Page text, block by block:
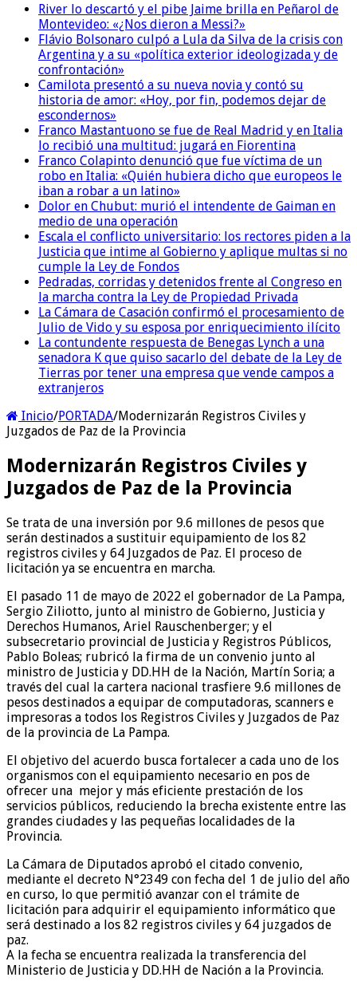
River lo descartó y el pibe Jaime brilla en Peñarol de
Montevideo: «¿Nos dieron a Messi?»
Flávio Bolsonaro culpó a Lula da Silva de la crisis con
Argentina y a su «política exterior ideologizada y de
confrontación»
Camilota presentó a su nueva novia y contó su
historia de amor: «Hoy, por fin, podemos dejar de
escondernos»
Franco Mastantuono se fue de Real Madrid y en Italia
lo recibió una multitud: jugará en Fiorentina
Franco Colapinto denunció que fue víctima de un
robo en Italia: «Quién hubiera dicho que europeos le
iban a robar a un latino»
Dolor en Chubut: murió el intendente de Gaiman en
medio de una operación
Escala el conflicto universitario: los rectores piden a la
Justicia que intime al Gobierno y aplique multas si no
cumple la Ley de Fondos
Pedradas, corridas y detenidos frente al Congreso en
la marcha contra la Ley de Propiedad Privada
La Cámara de Casación confirmó el procesamiento de
Julio de Vido y su esposa por enriquecimiento ilícito
La contundente respuesta de Benegas Lynch a una
senadora K que quiso sacarlo del debate de la Ley de
Tierras por tener una empresa que vende campos a
extranjeros
Inicio/PORTADA/Modernizarán Registros Civiles y
Juzgados de Paz de la Provincia
Modernizarán Registros Civiles y
Juzgados de Paz de la Provincia
Se trata de una inversión por 9.6 millones de pesos que
serán destinados a sustituir equipamiento de los 82
registros civiles y 64 Juzgados de Paz. El proceso de
licitación ya se encuentra en marcha.
El pasado 11 de mayo de 2022 el gobernador de La Pampa,
Sergio Ziliotto, junto al ministro de Gobierno, Justicia y
Derechos Humanos, Ariel Rauschenberger; y el
subsecretario provincial de Justicia y Registros Públicos,
Pablo Boleas; rubricó la firma de un convenio junto al
ministro de Justicia y DD.HH de la Nación, Martín Soria; a
través del cual la cartera nacional trasfiere 9.6 millones de
pesos destinados a equipar de computadoras, scanners e
impresoras a todos los Registros Civiles y Juzgados de Paz
de la provincia de La Pampa.
El objetivo del acuerdo busca fortalecer a cada uno de los
organismos con el equipamiento necesario en pos de
ofrecer una mejor y más eficiente prestación de los
servicios públicos, reduciendo la brecha existente entre las
grandes ciudades y las pequeñas localidades de la
Provincia.
La Cámara de Diputados aprobó el citado convenio,
mediante el decreto N°2349 con fecha del 1 de julio del año
en curso, lo que permitió avanzar con el trámite de
licitación para adquirir el equipamiento informático que
será destinado a los 82 registros civiles y 64 juzgados de
paz.
A la fecha se encuentra realizada la transferencia del
Ministerio de Justicia y DD.HH de Nación a la Provincia.